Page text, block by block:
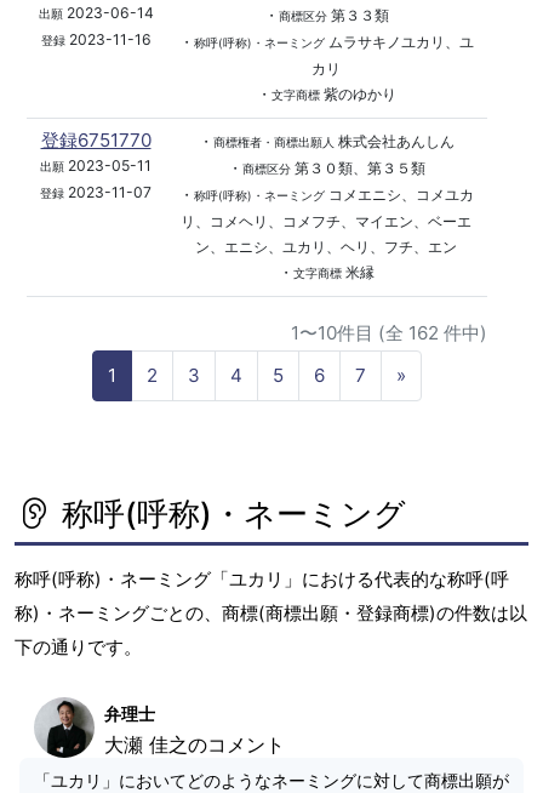
出願2023-06-14
登録2023-11-16
・ 商標区分第３３類
・ 称呼(呼称)・ネーミングムラサキノユカリ、ユ
カリ
・ 文字商標紫のゆかり
登録6751770
出願 2023-05-11
登録 2023-11-07
・ 商標権者・商標出願人 株式会社あんしん
・ 商標区分第３０類、第３５類
・ 称呼(呼称)・ネーミングコメエニシ、コメユカ
リ、コメヘリ、コメフチ、マイエン、ベーエ
ン、エニシ、ユカリ、ヘリ、フチ、エン
・ 文字商標米縁
1〜10件目 (全 162 件中)
1
2 3 4 5 6 7 »
e
称呼(呼称)・ネーミング
称呼(呼称)・ネーミング「ユカリ」における代表的な称呼(呼
称)・ネーミングごとの、商標(商標出願・登録商標)の件数は以
下の通りです。
弁理士
大瀬 佳之のコメント
「ユカリ」においてどのようなネーミングに対して商標出願が